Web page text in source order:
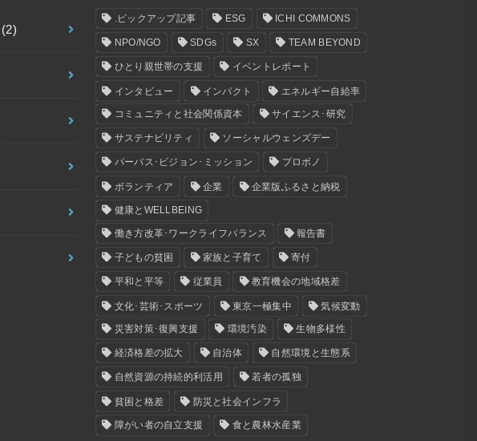
(2)
.ピックアップ記事 ESG ICHI COMMONS
NPO/NGO SDGs SX TEAM BEYOND
ひとり親世帯の支援 イベントレポート
インタビュー インパクト エネルギー自給率
コミュニティと社会関係資本 サイエンス･研究
サステナビリティ ソーシャルウェンズデー
パーパス･ビジョン･ミッション プロボノ
ボランティア 企業 企業版ふるさと納税
健康とWELLBEING
働き方改革･ワークライフバランス 報告書
子どもの貧困 家族と子育て 寄付
平和と平等 従業員 教育機会の地域格差
文化･芸術･スポーツ 東京一極集中 気候変動
災害対策･復興支援 環境汚染 生物多様性
経済格差の拡大 自治体 自然環境と生態系
自然資源の持続的利活用 若者の孤独
貧困と格差 防災と社会インフラ
障がい者の自立支援 食と農林水産業